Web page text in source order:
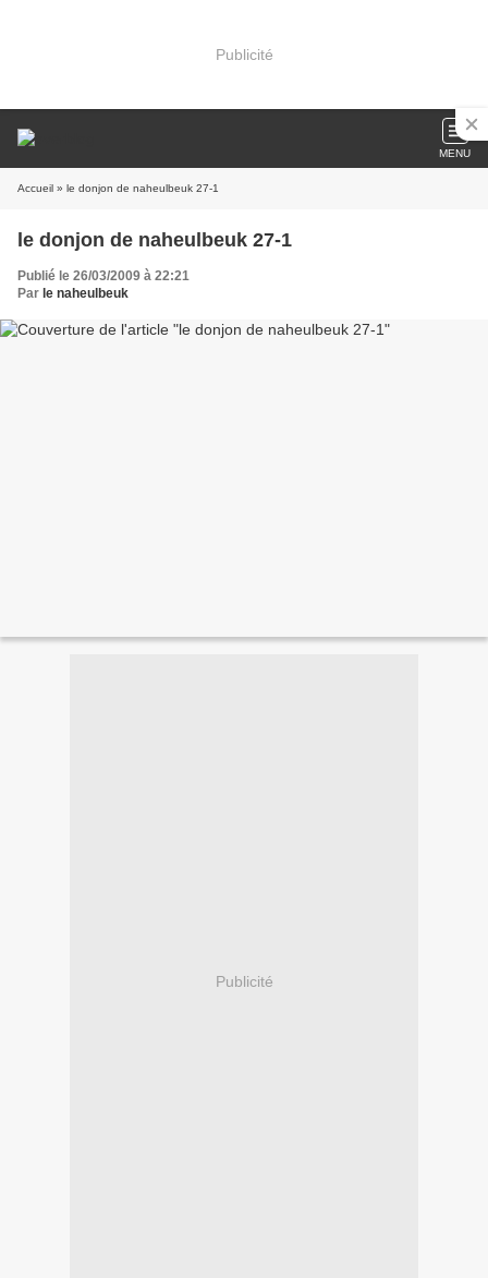
Publicité
MENU
Accueil » le donjon de naheulbeuk 27-1
le donjon de naheulbeuk 27-1
Publié le 26/03/2009 à 22:21
Par le naheulbeuk
Publicité